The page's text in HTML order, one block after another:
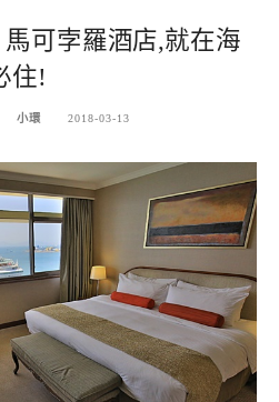
馬可孛羅酒店,就在海
住!
小環 2018-03-13